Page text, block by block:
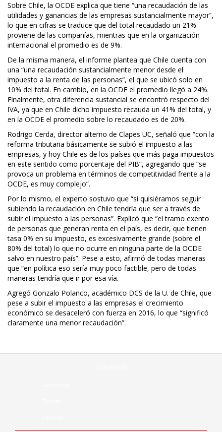
Sobre Chile, la OCDE explica que tiene “una recaudación de las
utilidades y ganancias de las empresas sustancialmente mayor”,
lo que en cifras se traduce que del total recaudado un 21%
proviene de las compañías, mientras que en la organización
internacional el promedio es de 9%.
De la misma manera, el informe plantea que Chile cuenta con
una “una recaudación sustancialmente menor desde el
impuesto a la renta de las personas”, el que se ubicó solo en
10% del total. En cambio, en la OCDE el promedio llegó a 24%.
Finalmente, otra diferencia sustancial se encontró respecto del
IVA, ya que en Chile dicho impuesto recauda un 41% del total, y
en la OCDE el promedio sobre lo recaudado es de 20%.
Rodrigo Cerda, director alterno de Clapes UC, señaló que “con la
reforma tributaria básicamente se subió el impuesto a las
empresas, y hoy Chile es de los países que más paga impuestos
en este sentido como porcentaje del PIB”, agregando que “se
provoca un problema en términos de competitividad frente a la
OCDE, es muy complejo”.
Por lo mismo, el experto sostuvo que “si quisiéramos seguir
subiendo la recaudación en Chile tendría que ser a través de
subir el impuesto a las personas”. Explicó que “el tramo exento
de personas que generan renta en el país, es decir, que tienen
tasa 0% en su impuesto, es excesivamente grande (sobre el
80% del total) lo que no ocurre en ninguna parte de la OCDE
salvo en nuestro país”. Pese a esto, afirmó de todas maneras
que “en política eso sería muy poco factible, pero de todas
maneras tendría que ir por esa vía.
Agregó Gonzalo Polanco, académico DCS de la U. de Chile, que
pese a subir el impuesto a las empresas el crecimiento
económico se desaceleró con fuerza en 2016, lo que “significó
claramente una menor recaudación”.